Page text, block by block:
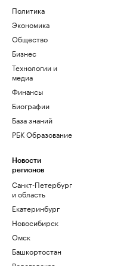
Политика
Экономика
Общество
Бизнес
Технологии и
медиа
Финансы
Биографии
База знаний
РБК Образование
Новости
регионов
Санкт-Петербург
и область
Екатеринбург
Новосибирск
Омск
Башкортостан